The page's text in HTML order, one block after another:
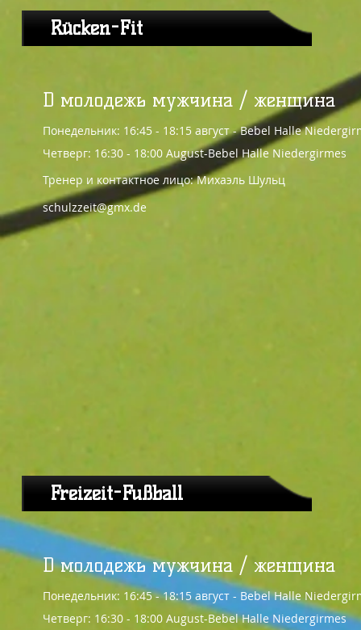
D молодежь мужчина / женщина
Понедельник: 16:45 - 18:15 август - Bebel Halle
Четверг: 16:30 - 18:00 August-Bebel Halle Niedergirmes
Тренер и контактное лицо: Михаэль Шульц
schulzzeit@gmx.de
Rücken-Fit
D молодежь мужчина / женщина
Понедельник: 16:45 - 18:15 август - Bebel Halle
Четверг: 16:30 - 18:00 August-Bebel Halle Niedergirmes
Freizeit-Fußball